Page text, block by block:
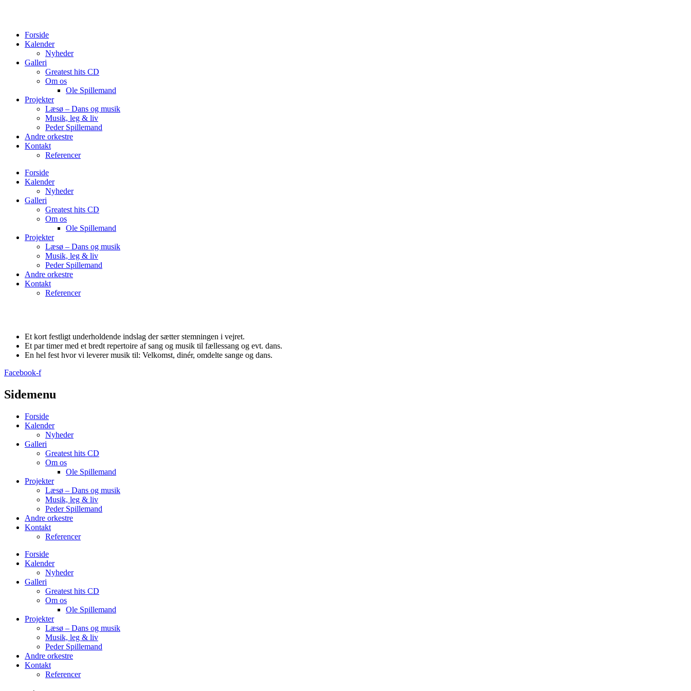
Forside
Kalender
Nyheder
Galleri
Greatest hits CD
Om os
Ole Spillemand
Projekter
Læsø – Dans og musik
Musik, leg & liv
Peder Spillemand
Andre orkestre
Kontakt
Referencer
Forside
Kalender
Nyheder
Galleri
Greatest hits CD
Om os
Ole Spillemand
Projekter
Læsø – Dans og musik
Musik, leg & liv
Peder Spillemand
Andre orkestre
Kontakt
Referencer
Et kort festligt underholdende indslag der sætter stemningen i vejret.
Et par timer med et bredt repertoire af sang og musik til fællessang og evt. dans.
En hel fest hvor vi leverer musik til: Velkomst, dinér, omdelte sange og dans.
Facebook-f
Sidemenu
Forside
Kalender
Nyheder
Galleri
Greatest hits CD
Om os
Ole Spillemand
Projekter
Læsø – Dans og musik
Musik, leg & liv
Peder Spillemand
Andre orkestre
Kontakt
Referencer
Forside
Kalender
Nyheder
Galleri
Greatest hits CD
Om os
Ole Spillemand
Projekter
Læsø – Dans og musik
Musik, leg & liv
Peder Spillemand
Andre orkestre
Kontakt
Referencer